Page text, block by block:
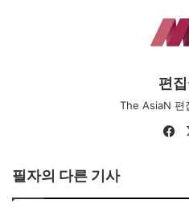
편
The AsiaN 편
필자의 다른 기사